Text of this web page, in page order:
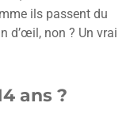
ils passent du
d’œil, non ? Un vrai
ans ?